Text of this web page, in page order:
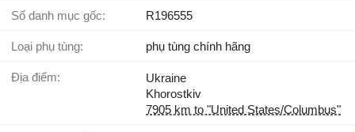
Số danh mục gốc: R196555
Loại phụ tùng: phụ tùng chính hãng
Địa điểm:
Ukraine
Khorostkiv
7905 km to "United States/Columbus"